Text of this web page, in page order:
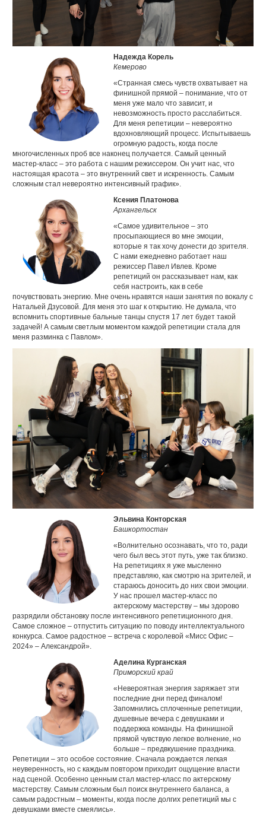
Надежда Корель
Кемерово
«Странная смесь чувств охватывает на
финишной прямой – понимание, что от
меня уже мало что зависит, и
невозможность просто расслабиться.
Для меня репетиции – невероятно
вдохновляющий процесс. Испытываешь
огромную радость, когда после
многочисленных проб все наконец получается. Самый ценный
мастер-класс – это работа с нашим режиссером. Он учит нас, что
настоящая красота – это внутренний свет и искренность. Самым
сложным стал невероятно интенсивный график».
Ксения Платонова
Архангельск
«Самое удивительное – это
просыпающиеся во мне эмоции,
которые я так хочу донести до зрителя.
С нами ежедневно работает наш
режиссер Павел Ивлев. Кроме
репетиций он рассказывает нам, как
себя настроить, как в себе
почувствовать энергию. Мне очень нравятся наши занятия по вокалу с
Натальей Дзусовой. Для меня это шаг к открытию. Не думала, что
вспомнить спортивные бальные танцы спустя 17 лет будет такой
задачей! А самым светлым моментом каждой репетиции стала для
меня разминка с Павлом».
Эльвина Конторская
Башкортостан
«Волнительно осознавать, что то, ради
чего был весь этот путь, уже так близко.
На репетициях я уже мысленно
представляю, как смотрю на зрителей, и
стараюсь доносить до них свои эмоции.
У нас прошел мастер-класс по
актерскому мастерству – мы здорово
разрядили обстановку после интенсивного репетиционного дня.
Самое сложное – отпустить ситуацию по поводу интеллектуального
конкурса. Самое радостное – встреча с королевой «Мисс Офис –
2024» – Александрой».
Аделина Курганская
Приморский край
«Невероятная энергия заряжает эти
последние дни перед финалом!
Запомнились сплоченные репетиции,
душевные вечера с девушками и
поддержка команды. На финишной
прямой чувствую легкое волнение, но
больше – предвкушение праздника.
Репетиции – это особое состояние. Сначала рождается легкая
неуверенность, но с каждым повтором приходит ощущение власти
над сценой. Особенно ценным стал мастер-класс по актерскому
мастерству. Самым сложным был поиск внутреннего баланса, а
самым радостным – моменты, когда после долгих репетиций мы с
девушками вместе смеялись».